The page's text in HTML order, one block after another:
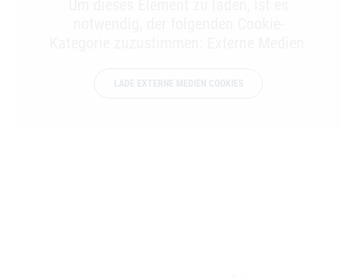
LADE EXTERNE MEDIEN COOKIES